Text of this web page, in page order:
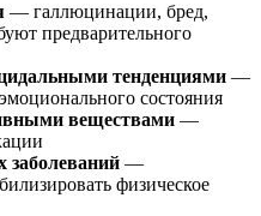
— галлюцинации, бред,
предварительного
тенденциями —
состояния
веществами —
заболеваний —
физическое